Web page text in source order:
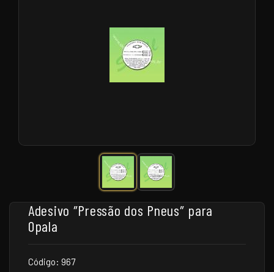
Adesivo ″Pressão dos Pneus″ para
Opala
Código: 967